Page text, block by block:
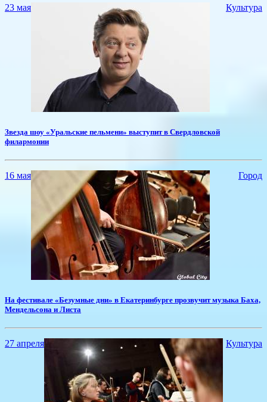
23 мая Культура
​Звезда шоу «Уральские пельмени» выступит в Свердловской
филармонии
16 мая Город
На фестивале «Безумные дни» в Екатеринбурге прозвучит музыка Баха,
Мендельсона и Листа
27 апреля Культура